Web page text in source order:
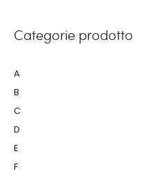
Categorie prodotto
A
B
C
D
E
F